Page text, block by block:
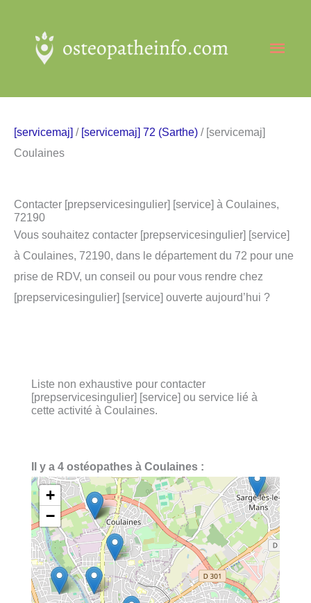
contenu
[servicemaj] / [servicemaj] 72 (Sarthe) / [servicemaj]
Coulaines
Contacter [prepservicesingulier] [service] à Coulaines,
72190
Vous souhaitez contacter [prepservicesingulier] [service]
à Coulaines, 72190, dans le département du 72 pour une
prise de RDV, un conseil ou pour vous rendre chez
[prepservicesingulier] [service] ouverte aujourd’hui ?
Liste non exhaustive pour contacter
[prepservicesingulier] [service] ou service lié à
cette activité à Coulaines.
Il y a 4 ostéopathes à Coulaines :
+
−